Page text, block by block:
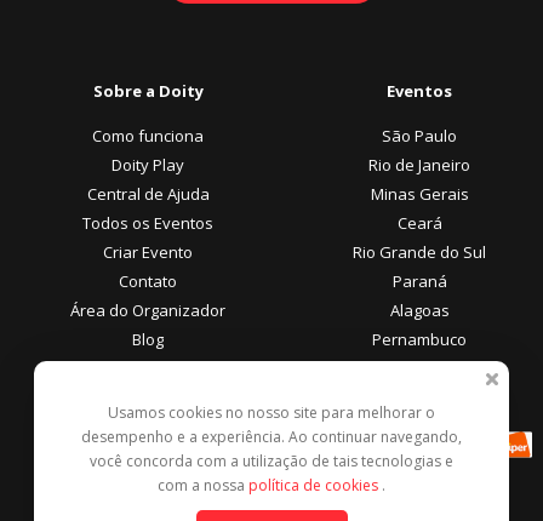
Sobre a Doity
Como funciona
Doity Play
Central de Ajuda
Todos os Eventos
Criar Evento
Contato
Área do Organizador
Blog
Eventos
São Paulo
Rio de Janeiro
Minas Gerais
Ceará
Rio Grande do Sul
Paraná
Alagoas
Pernambuco
Área do Participante
Central de Ajuda
Denunciar este evento
Formas de Pagamento
Usamos cookies no nosso site para melhorar o
desempenho e a experiência. Ao continuar navegando,
você concorda com a utilização de tais tecnologias e
com a nossa política de cookies .